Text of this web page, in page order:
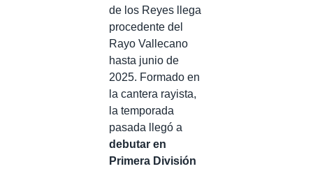
de los Reyes llega
procedente del
Rayo Vallecano
hasta junio de
2025. Formado en
la cantera rayista,
la temporada
pasada llegó a
debutar en
Primera División